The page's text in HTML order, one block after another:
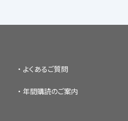
よくあるご質問
年間購読のご案内